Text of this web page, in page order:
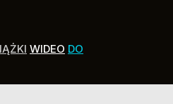
WIDEO DO